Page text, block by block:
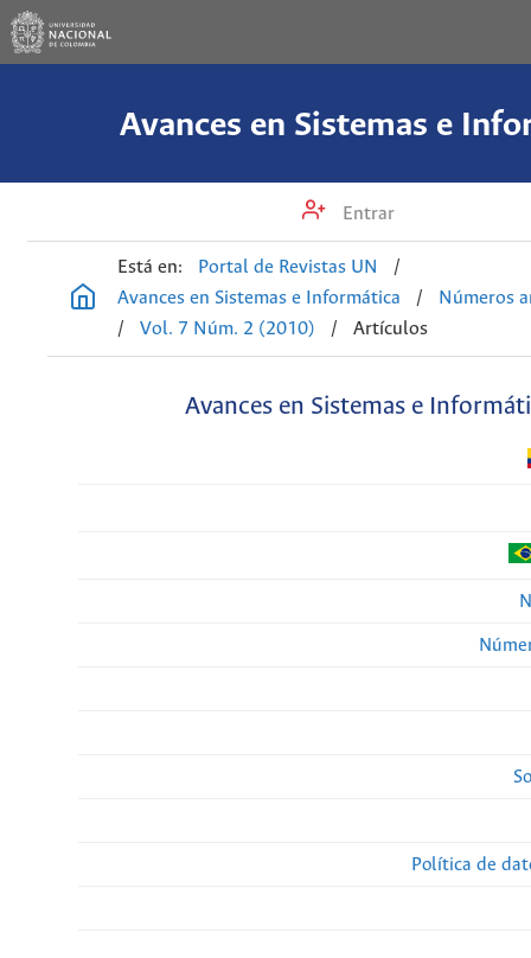
Avances en Sistemas e
Entrar
Está en: Portal de Revistas UN
/
Avances en Sistemas e Informática
/
Números
/
Vol. 7 Núm. 2 (2010) / Artículos
Avances en Sistemas e
Política de